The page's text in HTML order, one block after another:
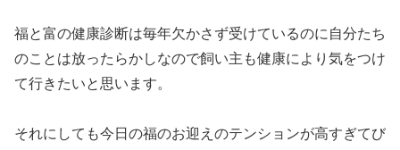
福と富の健康診断は毎年欠かさず受けているのに自分たち
のことは放ったらかしなので飼い主も健康により気をつけ
て行きたいと思います。
それにしても今日の福のお迎えのテンションが高すぎてび